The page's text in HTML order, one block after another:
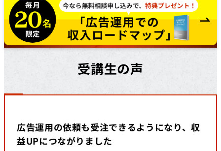
受講生の声
広告運用の依頼も受注できるようになり、収
益UPにつながりました